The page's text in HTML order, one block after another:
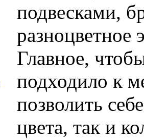
подвесками,
разноцветное
Главное,
подходило к
позволить
цвета, так и